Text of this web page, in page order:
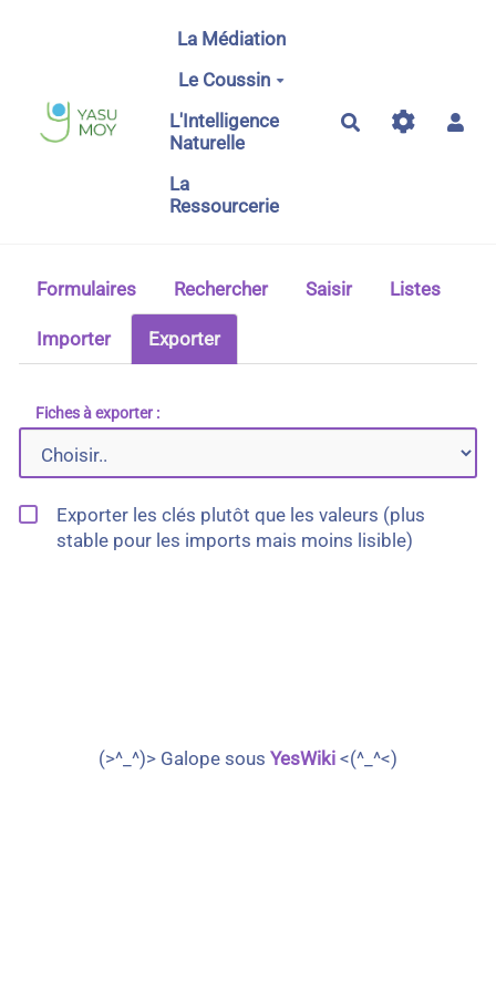
Aller au contenu principal
La Médiation
Le Coussin
L'Intelligence
Naturelle
La
Ressourcerie
Rechercher
Formulaires Rechercher Saisir Listes
Importer Exporter
Fiches à exporter :
Exporter les clés plutôt que les valeurs (plus
stable pour les imports mais moins lisible)
(>^_^)> Galope sous YesWiki <(^_^<)